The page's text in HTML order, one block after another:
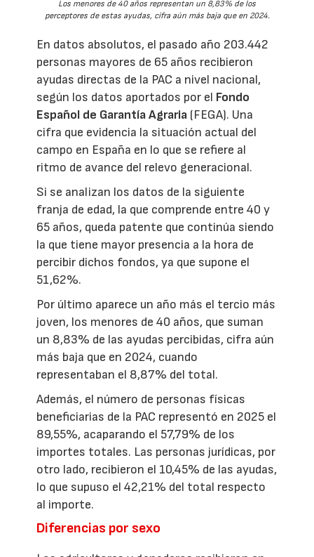
Los menores de 40 años representan un 8,83% de los
perceptores de estas ayudas, cifra aún más baja que en 2024.
En datos absolutos, el pasado año 203.442
personas mayores de 65 años recibieron
ayudas directas de la PAC a nivel nacional,
según los datos aportados por el Fondo
Español de Garantía Agraria (FEGA). Una
cifra que evidencia la situación actual del
campo en España en lo que se refiere al
ritmo de avance del relevo generacional.
Si se analizan los datos de la siguiente
franja de edad, la que comprende entre 40 y
65 años, queda patente que continúa siendo
la que tiene mayor presencia a la hora de
percibir dichos fondos, ya que supone el
51,62%.
Por último aparece un año más el tercio más
joven, los menores de 40 años, que suman
un 8,83% de las ayudas percibidas, cifra aún
más baja que en 2024, cuando
representaban el 8,87% del total.
Además, el número de personas físicas
beneficiarias de la PAC representó en 2025 el
89,55%, acaparando el 57,79% de los
importes totales. Las personas jurídicas, por
otro lado, recibieron el 10,45% de las ayudas,
lo que supuso el 42,21% del total respecto
al importe.
Diferencias por sexo